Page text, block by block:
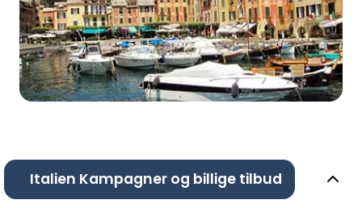
Italien Kampagner og billige tilbud